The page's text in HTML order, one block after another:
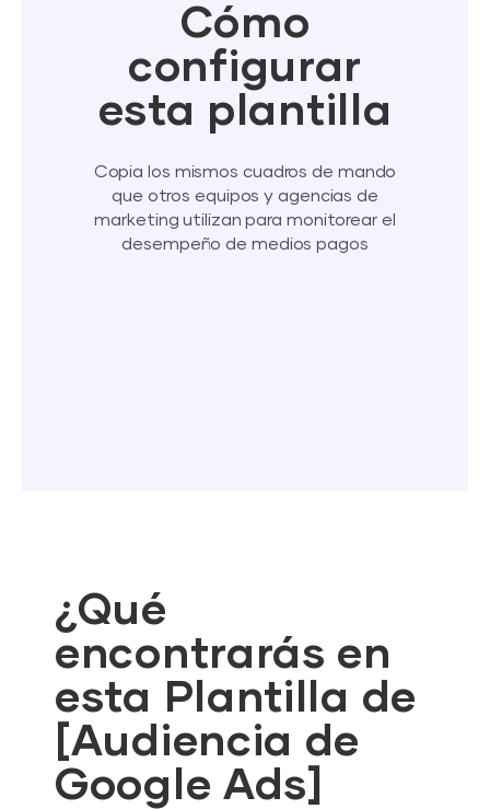
Cómo
configurar
esta plantilla
Copia los mismos cuadros de mando
que otros equipos y agencias de
marketing utilizan para monitorear el
desempeño de medios pagos
¿Qué
encontrarás en
esta Plantilla de
[Audiencia de
Google Ads]